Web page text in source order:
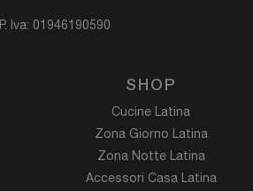
P. Iva: 01946190590
SHOP
Cucine Latina
Zona Giorno Latina
Zona Notte Latina
Accessori Casa Latina